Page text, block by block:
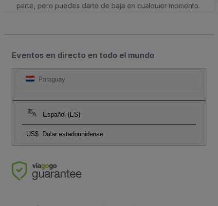
parte, pero puedes darte de baja en cualquier momento.
Eventos en directo en todo el mundo
Paraguay
Español (ES)
US$ Dolar estadounidense